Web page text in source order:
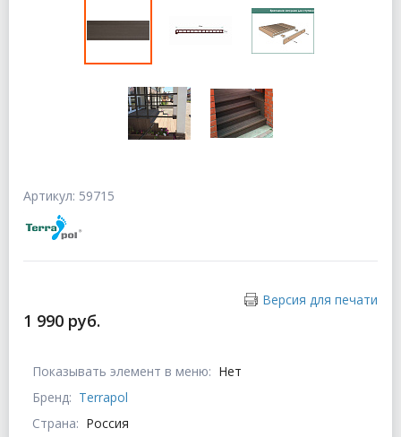
Артикул: 59715
Версия для печати
1 990 руб.
Показывать элемент в меню: Нет
Бренд: Terrapol
Страна: Россия